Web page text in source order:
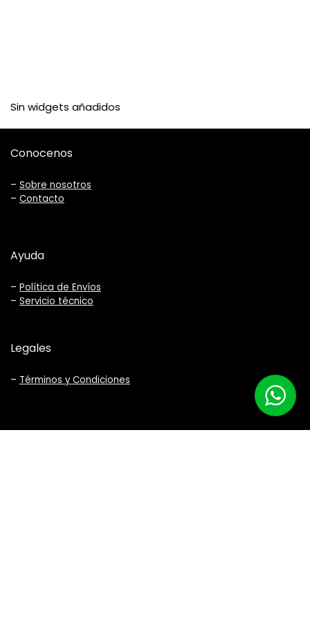
Sin widgets añadidos
Conocenos
– Sobre nosotros
– Contacto
Ayuda
– Política de Envíos
– Servicio técnico
Legales
– Términos y Condiciones